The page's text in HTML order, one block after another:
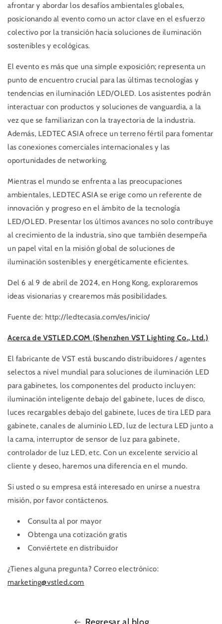
afrontar y abordar los desafíos ambientales globales,
posicionando al evento como un actor clave en el esfuerzo
colectivo por la transición hacia soluciones de iluminación
sostenibles y ecológicas.
El evento es más que una simple exposición; representa un
punto de encuentro crucial para las últimas tecnologías y
tendencias en iluminación LED/OLED. Los asistentes podrán
interactuar con productos y soluciones de vanguardia, a la
vez que se familiarizan con la trayectoria de la industria.
Además, LEDTEC ASIA ofrece un terreno fértil para fomentar
las conexiones comerciales internacionales y las
oportunidades de networking.
Mientras el mundo se enfrenta a las preocupaciones
ambientales, LEDTEC ASIA se erige como un referente de
innovación y progreso en el ámbito de la tecnología
LED/OLED. Presentar los últimos avances no solo contribuye
al crecimiento de la industria, sino que también desempeña
un papel vital en la misión global de soluciones de
iluminación sostenibles y energéticamente eficientes.
Del 6 al 9 de abril de 2024, en Hong Kong, exploraremos
ideas visionarias y crearemos más posibilidades.
Fuente de: http://ledtecasia.com/es/inicio/
Acerca de VSTLED.COM (Shenzhen VST Lighting Co., Ltd.)
El fabricante de VST está buscando distribuidores / agentes
selectos a nivel mundial para soluciones de iluminación LED
para gabinetes, los componentes del producto incluyen:
iluminación inteligente debajo del gabinete, luces de disco,
luces recargables debajo del gabinete, luces de tira LED para
gabinete, canales de aluminio LED, luz de lectura LED junto a
la cama, interruptor de sensor de luz para gabinete,
controlador de luz LED, etc. Con un excelente servicio al
cliente y deseo, haremos una diferencia en el mundo.
Si usted o su empresa está interesado en unirse a nuestra
misión, por favor contáctenos.
Consulta al por mayor
Obtenga una cotización gratis
Conviértete en distribuidor
¿Tienes alguna pregunta? Correo electrónico:
marketing@vstled.com